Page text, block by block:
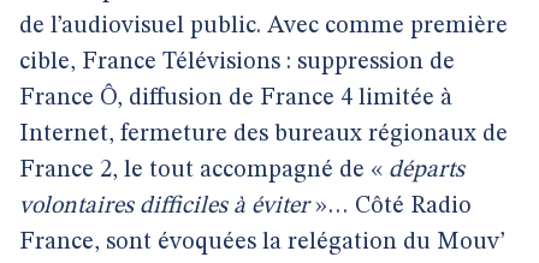
de l’audiovisuel public. Avec comme première
cible, France Télévisions : suppression de
France Ô, diffusion de France 4 limitée à
Internet, fermeture des bureaux régionaux de
France 2, le tout accompagné de « départs
volontaires difficiles à éviter»… Côté Radio
France, sont évoquées la relégation du Mouv’